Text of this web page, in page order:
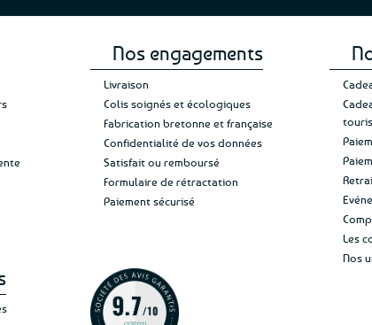
Nos engagements
Livraison
Colis soignés et écologiques
Fabrication bretonne et française
Confidentialité de vos données
Satisfait ou remboursé
Formulaire de rétractation
Paiement sécurisé
Les
Nos